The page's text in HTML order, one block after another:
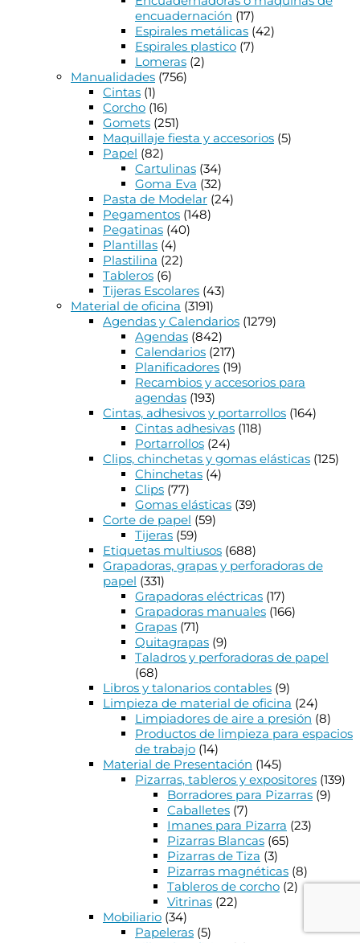
encuadernación (17)
Espirales metálicas (42)
Espirales plastico (7)
Lomeras (2)
Manualidades (756)
Cintas (1)
Corcho (16)
Gomets (251)
Maquillaje fiesta y accesorios (5)
Papel (82)
Cartulinas (34)
Goma Eva (32)
Pasta de Modelar (24)
Pegamentos (148)
Pegatinas (40)
Plantillas (4)
Plastilina (22)
Tableros (6)
Tijeras Escolares (43)
Material de oficina (3191)
Agendas y Calendarios (1279)
Agendas (842)
Calendarios (217)
Planificadores (19)
Recambios y accesorios para
agendas (193)
Cintas, adhesivos y portarrollos (164)
Cintas adhesivas (118)
Portarrollos (24)
Clips, chinchetas y gomas elásticas (125)
Chinchetas (4)
Clips (77)
Gomas elásticas (39)
Corte de papel (59)
Tijeras (59)
Etiquetas multiusos (688)
Grapadoras, grapas y perforadoras de
papel (331)
Grapadoras eléctricas (17)
Grapadoras manuales (166)
Grapas (71)
Quitagrapas (9)
Taladros y perforadoras de papel
(68)
Libros y talonarios contables (9)
Limpieza de material de oficina (24)
Limpiadores de aire a presión (8)
Productos de limpieza para espacios
de trabajo (14)
Material de Presentación (145)
Pizarras, tableros y expositores (139)
Borradores para Pizarras (9)
Caballetes (7)
Imanes para Pizarra (23)
Pizarras Blancas (65)
Pizarras de Tiza (3)
Pizarras magnéticas (8)
Tableros de corcho (2)
Vitrinas (22)
Mobiliario (34)
Papeleras (5)